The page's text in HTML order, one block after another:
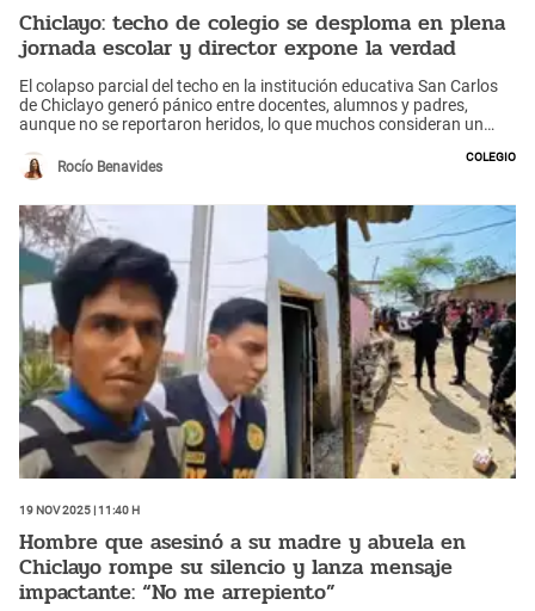
Chiclayo: techo de colegio se desploma en plena
jornada escolar y director expone la verdad
El colapso parcial del techo en la institución educativa San Carlos
de Chiclayo generó pánico entre docentes, alumnos y padres,
aunque no se reportaron heridos, lo que muchos consideran un
Rocío Benavides
colegio
19 Nov 2025 | 11:40 h
Hombre que asesinó a su madre y abuela en
Chiclayo rompe su silencio y lanza mensaje
impactante: “No me arrepiento”